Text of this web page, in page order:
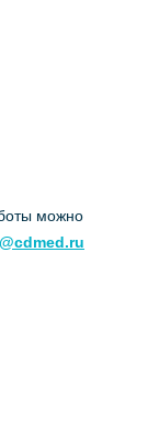
можно